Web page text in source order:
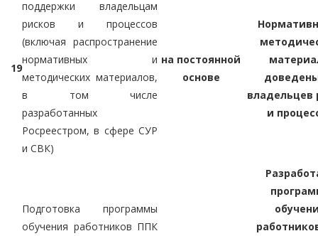
19
поддержки владельцам
рисков и процессов
(включая распространение
нормативных и
методических материалов,
в том числе
разработанных
Росреестром, в сфере СУР
и СВК)
на постоянной
основе
владельцев
и
Подготовка программы
обучения работников ППК